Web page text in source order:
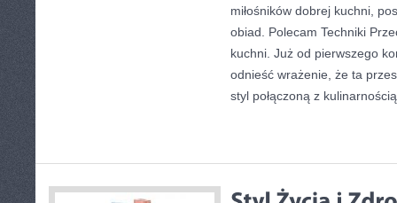
miłośników dobrej kuchni,
obiad. Polecam Techniki
kuchni. Już od pierwszego
odnieść wrażenie, że ta
styl połączoną z